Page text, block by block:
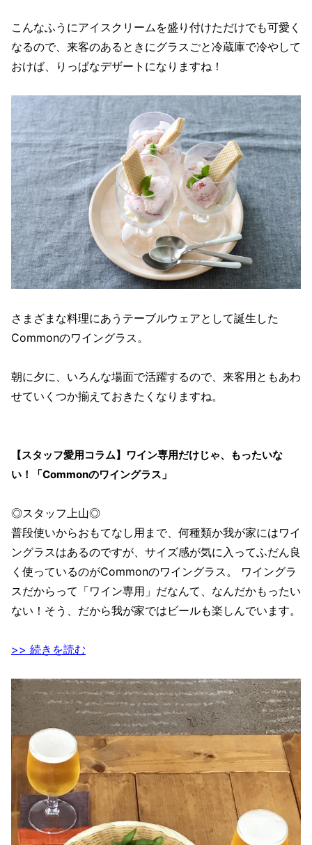
こんなふうにアイスクリームを盛り付けただけでも可愛く
なるので、来客のあるときにグラスごと冷蔵庫で冷やして
おけば、りっぱなデザートになりますね！
さまざまな料理にあうテーブルウェアとして誕生した
Commonのワイングラス。
朝に夕に、いろんな場面で活躍するので、来客用ともあわ
せていくつか揃えておきたくなりますね。
【スタッフ愛用コラム】ワイン専用だけじゃ、もったいな
い！「Commonのワイングラス」
◎スタッフ上山◎
普段使いからおもてなし用まで、何種類か我が家にはワイ
ングラスはあるのですが、サイズ感が気に入ってふだん良
く使っているのがCommonのワイングラス。 ワイングラ
スだからって「ワイン専用」だなんて、なんだかもったい
ない！そう、だから我が家ではビールも楽しんでいます。
>> 続きを読む